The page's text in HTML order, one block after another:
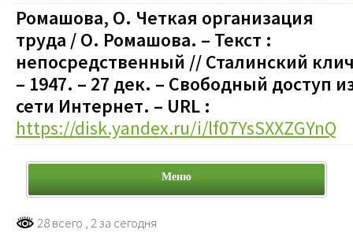
Ромашова, О. Четкая организация
труда / О. Ромашова. – Текст :
непосредственный // Сталинский
– 1947. – 27 дек. – Свободный доступ
сети Интернет. – URL :
https://disk.yandex.ru/i/lf07YsSXXZGYnQ
Меню
28 всего , 2 за сегодня